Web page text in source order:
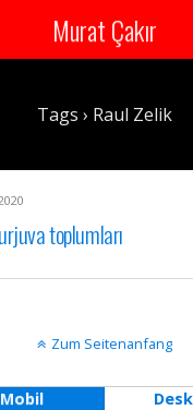
Murat Çakır
Tags › Raul Zelik
toplumları
Zum Seitenanfang
Mobil